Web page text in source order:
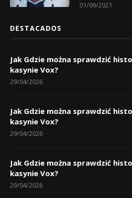
01/09/2021
DESTACADOS
Jak Gdzie można sprawdzić
kasynie Vox?
29/04/2026
Jak Gdzie można sprawdzić
kasynie Vox?
29/04/2026
Jak Gdzie można sprawdzić
kasynie Vox?
29/04/2026